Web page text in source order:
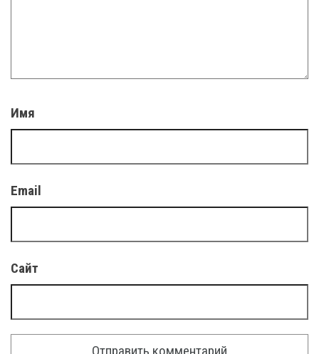
Имя
Email
Сайт